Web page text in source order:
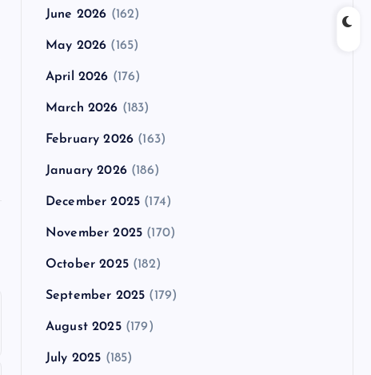
June 2026 (162)
May 2026 (165)
April 2026 (176)
March 2026 (183)
February 2026 (163)
January 2026(186)
December 2025 (174)
November 2025 (170)
October 2025(182)
September 2025 (179)
August 2025(179)
July 2025 (185)